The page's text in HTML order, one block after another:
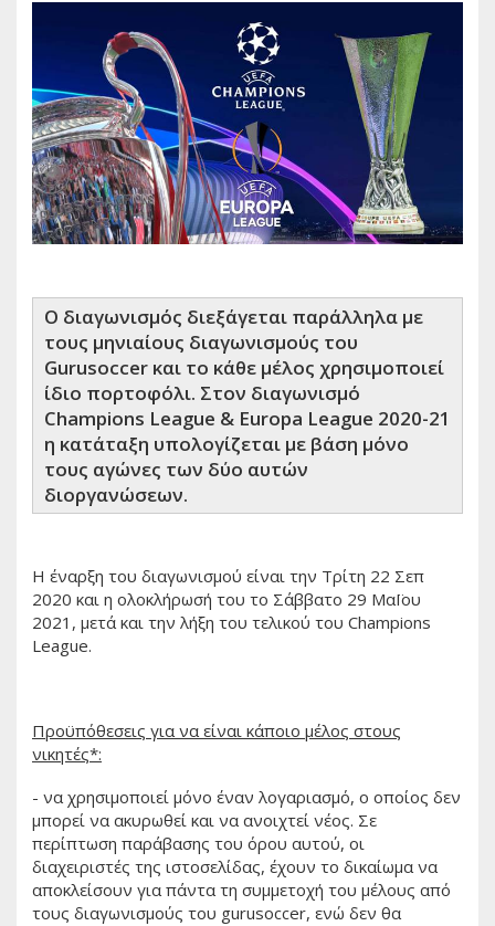
Ο διαγωνισμός διεξάγεται παράλληλα με
τους μηνιαίους διαγωνισμούς του
Gurusoccer και το κάθε μέλος χρησιμοποιεί
ίδιο πορτοφόλι. Στον διαγωνισμό
Champions League & Europa League 2020-21
η κατάταξη υπολογίζεται με βάση μόνο
τους αγώνες των δύο αυτών
διοργανώσεων.
Η έναρξη του διαγωνισμού είναι την Τρίτη 22 Σεπ
2020 και η ολοκλήρωσή του το Σάββατο 29 ΜαΪου
2021, μετά και την λήξη του τελικού του Champions
League.
Προϋπόθεσεις για να είναι κάποιο μέλος στους
νικητές*:
- να χρησιμοποιεί μόνο έναν λογαριασμό, ο οποίος δεν
μπορεί να ακυρωθεί και να ανοιχτεί νέος. Σε
περίπτωση παράβασης του όρου αυτού, οι
διαχειριστές της ιστοσελίδας, έχουν το δικαίωμα να
αποκλείσουν για πάντα τη συμμετοχή του μέλους από
τους διαγωνισμούς του gurusoccer, ενώ δεν θα